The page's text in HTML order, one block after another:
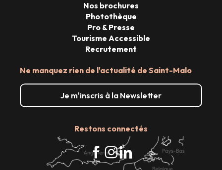
Ne manquez rien de l'actualité de Saint-Malo
Je m'inscris à la Newsletter
Restons connectés
Nos brochures
Photothèque
Pro & Presse
Tourisme Accessible
Recrutement